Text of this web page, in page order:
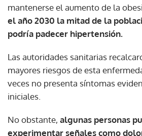
mantenerse el aumento de la
el año 2030 la mitad de la
podría padecer hipertensión.
Las autoridades sanitarias
mayores riesgos de esta
veces no presenta síntomas
iniciales.
No obstante, algunas personas
experimentar señales como